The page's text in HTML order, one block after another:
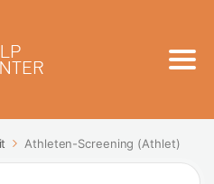
Athleten-Screening (Athlet)